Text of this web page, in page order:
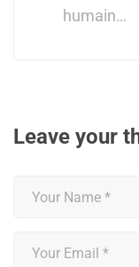
humain…
Leave your